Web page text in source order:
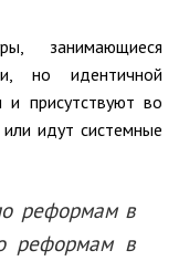
занимающиеся
но идентичной
и присутствуют во
идут системные
реформам в
реформам в